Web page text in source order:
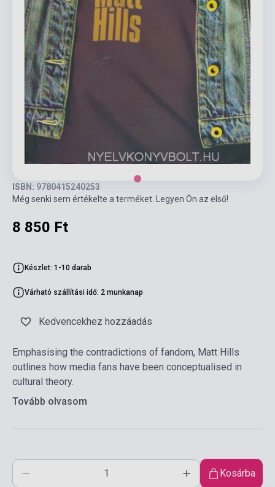
ISBN: 9780415240253
Még senki sem értékelte a terméket. Legyen Ön az első!
8 850 Ft
Készlet: 1-10 darab
Várható szállítási idő: 2 munkanap
Kedvencekhez hozzáadás
Emphasising the contradictions of fandom, Matt Hills
outlines how media fans have been conceptualised in
cultural theory.
Tovább olvasom
Kosárba